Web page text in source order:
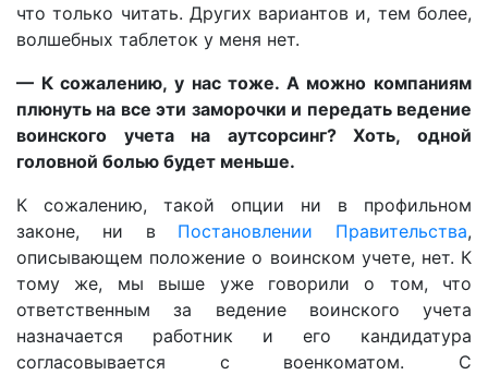
что только читать. Других вариантов и, тем более,
волшебных таблеток у меня нет.
— К сожалению, у нас тоже. А можно компаниям
плюнуть на все эти заморочки и передать ведение
воинского учета на аутсорсинг? Хоть, одной
головной болью будет меньше.
К сожалению, такой опции ни в профильном
законе, ни в Постановлении Правительства,
описывающем положение о воинском учете, нет. К
тому же, мы выше уже говорили о том, что
ответственным за ведение воинского учета
назначается работник и его кандидатура
согласовывается с военкоматом. С